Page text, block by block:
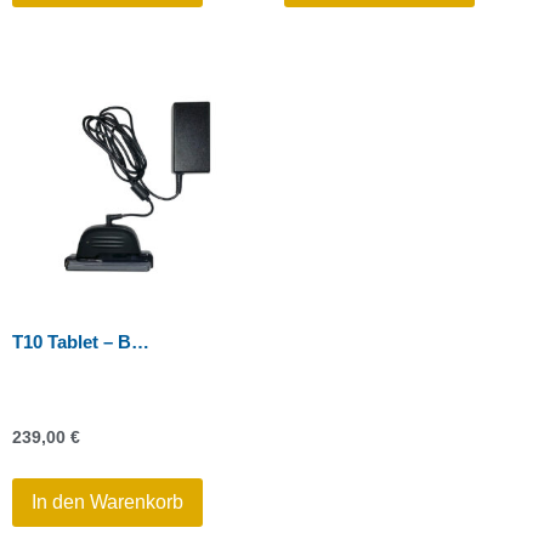
T10 Tablet – Batterieladegerät Kit für einzelne Batterie
239,00 €
In den Warenkorb